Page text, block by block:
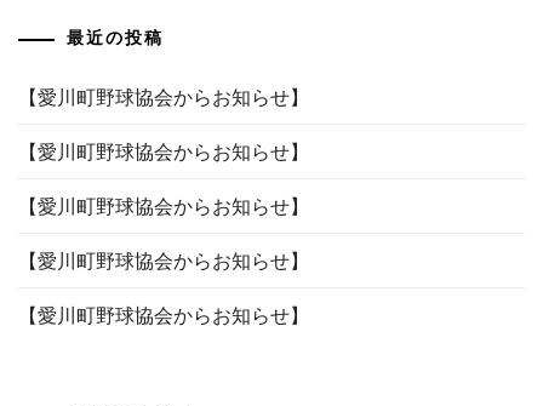
最近の投稿
【愛川町野球協会からお知らせ】
【愛川町野球協会からお知らせ】
【愛川町野球協会からお知らせ】
【愛川町野球協会からお知らせ】
【愛川町野球協会からお知らせ】